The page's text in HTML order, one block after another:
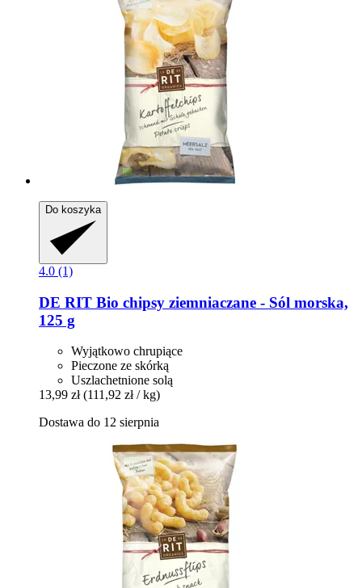
Do koszyka
4.0 (1)
DE RIT Bio chipsy ziemniaczane -​ Sól morska,
125 g
Wyjątkowo chrupiące
Pieczone ze skórką
Uszlachetnione solą
13,99 zł (111,92 zł / kg)
Dostawa do 12 sierpnia